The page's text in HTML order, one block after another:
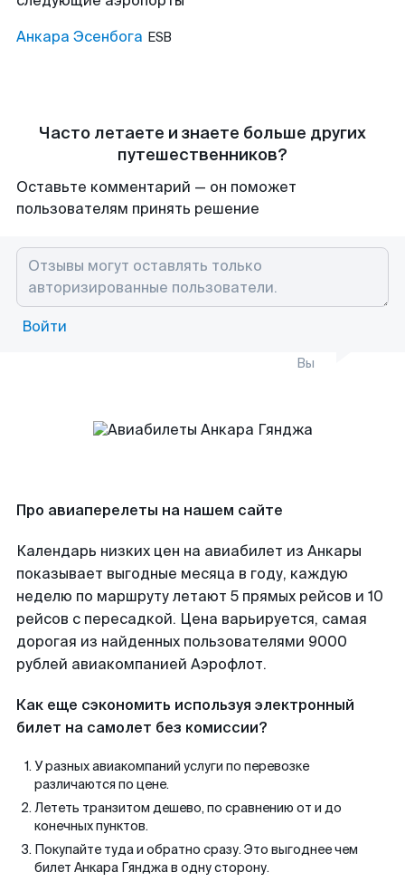
Анкара Эсенбога ESB
Часто летаете и знаете больше других
путешественников?
Оставьте комментарий — он поможет
пользователям принять решение
Войти
Вы
Про авиаперелеты на нашем сайте
Календарь низких цен на авиабилет из Анкары
показывает выгодные месяца в году, каждую
неделю по маршруту летают 5 прямых рейсов и 10
рейсов с пересадкой. Цена варьируется, самая
дорогая из найденных пользователями 9000
рублей авиакомпанией Аэрофлот.
Как еще сэкономить используя электронный
билет на самолет без комиссии?
У разных авиакомпаний услуги по перевозке
различаются по цене.
Лететь транзитом дешево, по сравнению от и до
конечных пунктов.
Покупайте туда и обратно сразу. Это выгоднее чем
билет Анкара Гянджа в одну сторону.